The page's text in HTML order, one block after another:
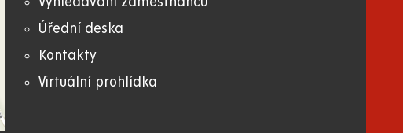
Úřední deska
Kontakty
Virtuální prohlídka